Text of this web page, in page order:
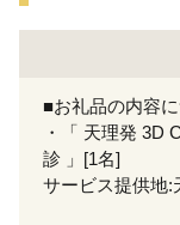
■お礼品の内容
・「 天理発 3D
診 」[1名]
サービス提供地: